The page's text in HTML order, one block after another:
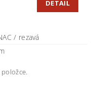
DETAIL
/ rezavá